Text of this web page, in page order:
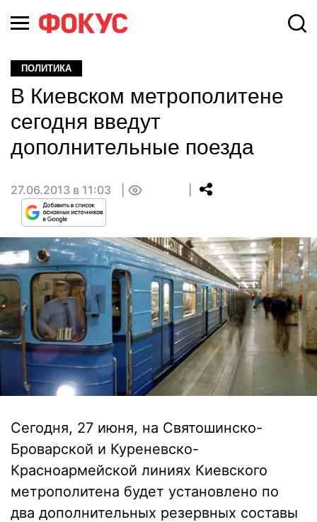
ПОЛИТИКА
В Киевском метрополитене
сегодня введут
дополнительные поезда
27.06.2013 в 11:03
Сегодня, 27 июня, на Святошинско-
Броварской и Куреневско-
Красноармейской линиях Киевского
метрополитена будет установлено по
два дополнительных резервных составы